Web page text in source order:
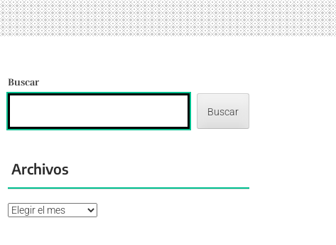
Buscar
Buscar
Archivos
Archivos